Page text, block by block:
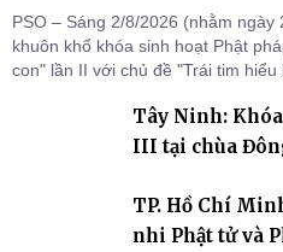
PSO – Sáng 2/8/2026 (nhằm
khuôn khổ khóa sinh hoạt Phật
con" lần II với chủ đề "Trái tim
cho hơn 60 tu sinh.Tây Ninh:
III tại chùa
TP. Hồ Chí
nhi Phật tử và